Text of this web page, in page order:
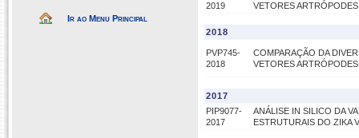
Ir ao Menu Principal
2019
VETORES ARTRÓPODES
2018
PVP745-
2018
COMPARAÇÃO DA
VETORES ARTRÓPODES
2017
PIP9077-
2017
ANÁLISE IN SILICO DA
ESTRUTURAIS DO ZIKA